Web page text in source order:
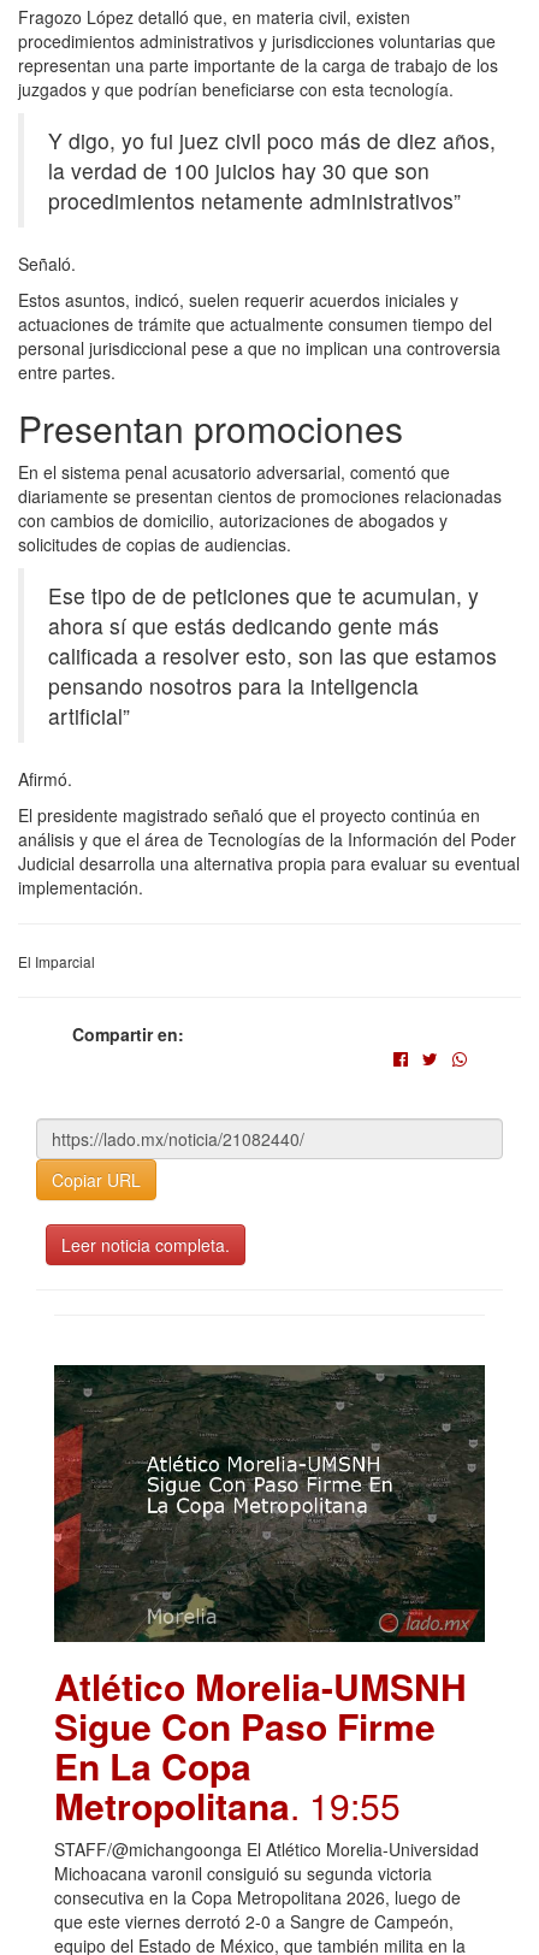
Fragozo López detalló que, en materia civil, existen
procedimientos administrativos y jurisdicciones voluntarias que
representan una parte importante de la carga de trabajo de los
juzgados y que podrían beneficiarse con esta tecnología.
Y digo, yo fui juez civil poco más de diez años,
la verdad de 100 juicios hay 30 que son
procedimientos netamente administrativos”
Señaló.
Estos asuntos, indicó, suelen requerir acuerdos iniciales y
actuaciones de trámite que actualmente consumen tiempo del
personal jurisdiccional pese a que no implican una controversia
entre partes.
Presentan promociones
En el sistema penal acusatorio adversarial, comentó que
diariamente se presentan cientos de promociones relacionadas
con cambios de domicilio, autorizaciones de abogados y
solicitudes de copias de audiencias.
Ese tipo de de peticiones que te acumulan, y
ahora sí que estás dedicando gente más
calificada a resolver esto, son las que estamos
pensando nosotros para la inteligencia
artificial”
Afirmó.
El presidente magistrado señaló que el proyecto continúa en
análisis y que el área de Tecnologías de la Información del Poder
Judicial desarrolla una alternativa propia para evaluar su eventual
implementación.
El Imparcial
Compartir en:
Copiar URL
Leer noticia completa.
Atlético Morelia-UMSNH
Sigue Con Paso Firme
En La Copa
Metropolitana. 19:55
STAFF/@michangoonga El Atlético Morelia-Universidad
Michoacana varonil consiguió su segunda victoria
consecutiva en la Copa Metropolitana 2026, luego de
que este viernes derrotó 2-0 a Sangre de Campeón,
equipo del Estado de México, que también milita en la